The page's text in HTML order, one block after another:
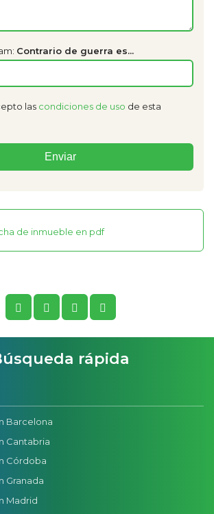
Contrario de guerra es...
las condiciones de uso de esta
de inmueble en pdf
rápida
Barcelona
Cantabria
Córdoba
Granada
Madrid